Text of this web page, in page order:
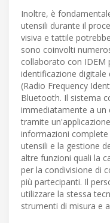
Inoltre, è
utensili durante il
visiva e tattile
sono coinvolti
collaborato con IDEM
identificazione digitale
(Radio Frequency
Bluetooth. Il sistema
immediatamente a un
tramite
informazioni complete
utensili e la gestione
altre funzioni quali la
per la condivisione di
più partecipanti. Il
utilizzare la stessa
strumenti di misura e